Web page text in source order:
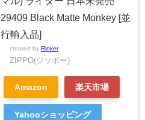
29409 Black Matte Monkey [並
行輸入品]
created by Rinker
ZIPPO(ジッポー)
Amazon 楽天市場
Yahooショッピング